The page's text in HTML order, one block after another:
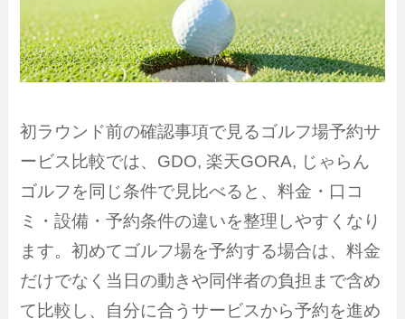
初ラウンド前の確認事項で見るゴルフ場予約サ
ービス比較では、GDO, 楽天GORA, じゃらん
ゴルフを同じ条件で見比べると、料金・口コ
ミ・設備・予約条件の違いを整理しやすくなり
ます。初めてゴルフ場を予約する場合は、料金
だけでなく当日の動きや同伴者の負担まで含め
て比較し、自分に合うサービスから予約を進め